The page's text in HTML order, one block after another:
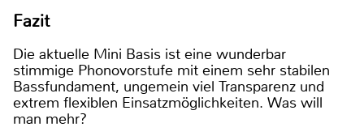
Fazit
Die aktuelle Mini Basis ist eine wunderbar
stimmige Phonovorstufe mit einem sehr stabilen
Bassfundament, ungemein viel Transparenz und
extrem flexiblen Einsatzmöglichkeiten. Was will
man mehr?